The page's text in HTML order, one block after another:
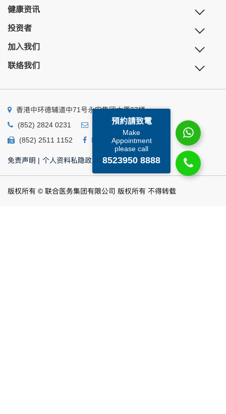
預約請致電
Make
Appointment
please call
8523950 8888
健康资讯
投资者
加入我们
联络我们
香港中环德辅道中71号永安集团大厦27楼
(852) 2824 0231
business@ump.com.hk
(852) 2511 1152
Facebook Linkedin
免责声明 | 个人资料私隐政策 | 个人资料收集声明
版权所有 © 联合医务集团有限公司 版权所有 不得转载